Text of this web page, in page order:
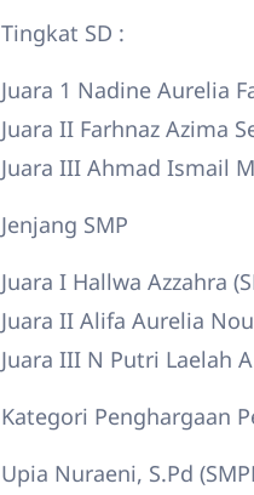
Tingkat SD :
Juara 1 Nadine Aurelia
Juara II Farhnaz Azima
Juara III Ahmad Ismail
Jenjang SMP
Juara I Hallwa Azzahra
Juara II Alifa Aurelia
Juara III N Putri Laelah
Kategori Penghargaan
Upia Nuraeni, S.Pd